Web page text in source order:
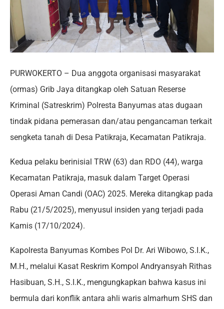
PURWOKERTO – Dua anggota organisasi masyarakat
(ormas) Grib Jaya ditangkap oleh Satuan Reserse
Kriminal (Satreskrim) Polresta Banyumas atas dugaan
tindak pidana pemerasan dan/atau pengancaman terkait
sengketa tanah di Desa Patikraja, Kecamatan Patikraja.
Kedua pelaku berinisial TRW (63) dan RDO (44), warga
Kecamatan Patikraja, masuk dalam Target Operasi
Operasi Aman Candi (OAC) 2025. Mereka ditangkap pada
Rabu (21/5/2025), menyusul insiden yang terjadi pada
Kamis (17/10/2024).
Kapolresta Banyumas Kombes Pol Dr. Ari Wibowo, S.I.K.,
M.H., melalui Kasat Reskrim Kompol Andryansyah Rithas
Hasibuan, S.H., S.I.K., mengungkapkan bahwa kasus ini
bermula dari konflik antara ahli waris almarhum SHS dan